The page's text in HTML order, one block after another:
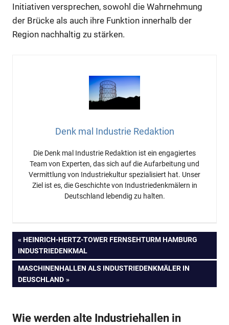
Initiativen versprechen, sowohl die Wahrnehmung
der Brücke als auch ihre Funktion innerhalb der
Region nachhaltig zu stärken.
Denk mal Industrie Redaktion
Die Denk mal Industrie Redaktion ist ein engagiertes
Team von Experten, das sich auf die Aufarbeitung und
Vermittlung von Industriekultur spezialisiert hat. Unser
Ziel ist es, die Geschichte von Industriedenkmälern in
Deutschland lebendig zu halten.
Beitragsnavigation
VORHERIGER
BEITRAG:
HEINRICH-HERTZ-TOWER FERNSEHTURM HAMBURG
INDUSTRIEDENKMAL
NÄCHSTER
BEITRAG:
MASCHINENHALLEN ALS INDUSTRIEDENKMÄLER IN
DEUSCHLAND
Wie werden alte Industriehallen in